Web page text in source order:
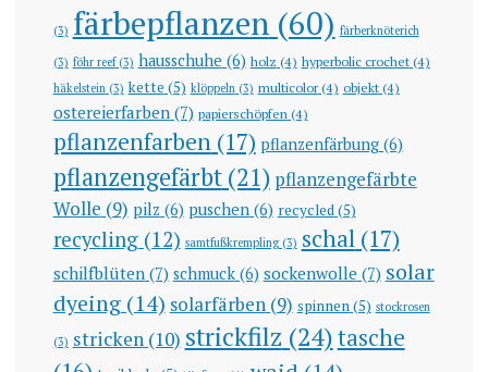
(3) färbepflanzen(60) färberknöterich
(3) föhr reef(3) hausschuhe (6) holz (4) hyperbolic crochet(4)
häkelstein(3) kette (5) klöppeln(3) multicolor(4) objekt(4)
ostereierfarben(7) papierschöpfen (4)
pflanzenfarben(17) pflanzenfärbung(6)
pflanzengefärbt(21) pflanzengefärbte
Wolle (9) pilz (6) puschen(6) recycled(5)
recycling(12) samtfußkrempling(3) schal(17)
schilfblüten(7) schmuck(6) sockenwolle(7) solar
dyeing(14) solarfärben(9) spinnen(5) stockrosen
(3) stricken(10) strickfilz (24)tasche